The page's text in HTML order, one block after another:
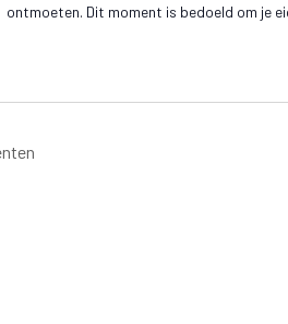
ontmoeten. Dit moment is bedoeld om je